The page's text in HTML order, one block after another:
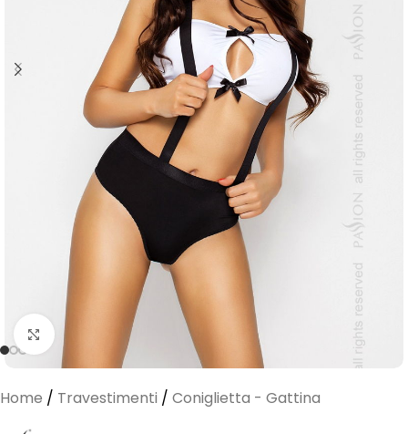
Clicca per ingrandire
Home / Travestimenti / Coniglietta - Gattina